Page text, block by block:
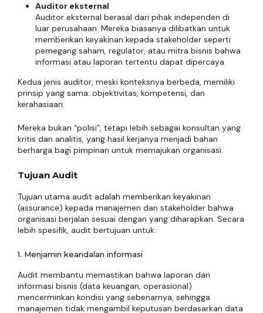
Auditor eksternal
Auditor eksternal berasal dari pihak independen di
luar perusahaan. Mereka biasanya dilibatkan untuk
memberikan keyakinan kepada stakeholder seperti
pemegang saham, regulator, atau mitra bisnis bahwa
informasi atau laporan tertentu dapat dipercaya.
Kedua jenis auditor, meski konteksnya berbeda, memiliki
prinsip yang sama: objektivitas, kompetensi, dan
kerahasiaan.
Mereka bukan “polisi”, tetapi lebih sebagai konsultan yang
kritis dan analitis, yang hasil kerjanya menjadi bahan
berharga bagi pimpinan untuk memajukan organisasi.
Tujuan Audit
Tujuan utama audit adalah memberikan keyakinan
(assurance) kepada manajemen dan stakeholder bahwa
organisasi berjalan sesuai dengan yang diharapkan. Secara
lebih spesifik, audit bertujuan untuk:
1. Menjamin keandalan informasi
Audit membantu memastikan bahwa laporan dan
informasi bisnis (data keuangan, operasional)
mencerminkan kondisi yang sebenarnya, sehingga
manajemen tidak mengambil keputusan berdasarkan data